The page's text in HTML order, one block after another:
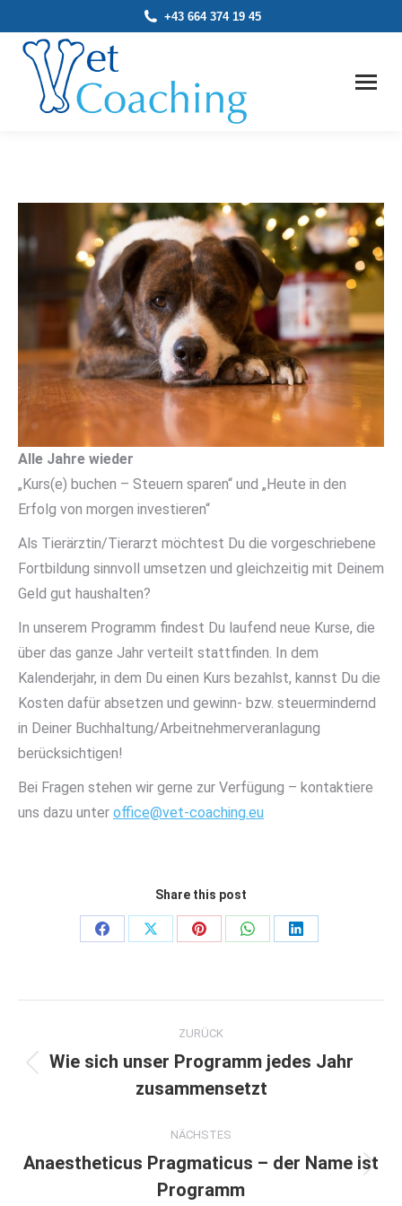
+43 664 374 19 45
Alle Jahre wieder
„Kurs(e) buchen – Steuern sparen“ und „Heute in den
Erfolg von morgen investieren“
Als Tierärztin/Tierarzt möchtest Du die vorgeschriebene
Fortbildung sinnvoll umsetzen und gleichzeitig mit Deinem
Geld gut haushalten?
In unserem Programm findest Du laufend neue Kurse, die
über das ganze Jahr verteilt stattfinden. In dem
Kalenderjahr, in dem Du einen Kurs bezahlst, kannst Du die
Kosten dafür absetzen und gewinn- bzw. steuermindernd
in Deiner Buchhaltung/Arbeitnehmerveranlagung
berücksichtigen!
Bei Fragen stehen wir gerne zur Verfügung – kontaktiere
uns dazu unter office@vet-coaching.eu
Share this post
Anteil
Anteil
Anteil
Anteil
Anteil
ZURÜCK
Vorheriger
Beitrag:
Wie sich unser Programm jedes Jahr
zusammensetzt
NÄCHSTES
Nächster
Beitrag:
Anaestheticus Pragmaticus – der Name ist
Programm